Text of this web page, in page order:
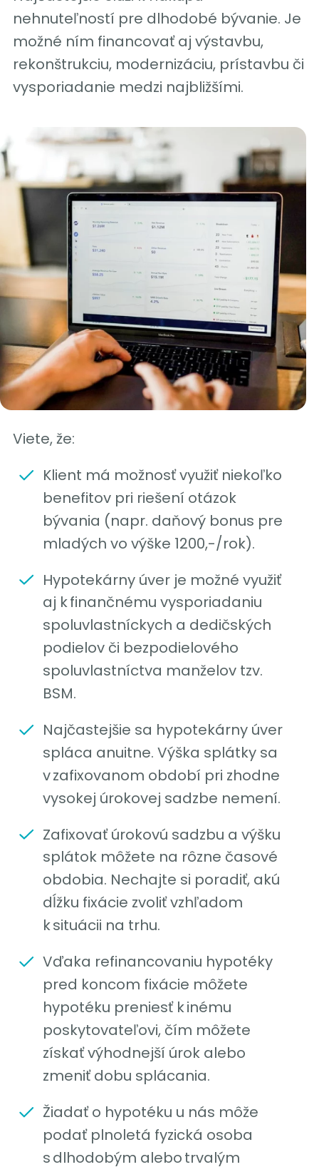
nehnuteľností pre dlhodobé bývanie. Je
možné ním financovať aj výstavbu,
rekonštrukciu, modernizáciu, prístavbu či
vysporiadanie medzi najbližšími.
Viete, že:
Klient má možnosť využiť niekoľko
benefitov pri riešení otázok
bývania (napr. daňový bonus pre
mladých vo výške 1200,-/rok).
Hypotekárny úver je možné využiť
aj k finančnému vysporiadaniu
spoluvlastníckych a dedičských
podielov či bezpodielového
spoluvlastníctva manželov tzv.
BSM.
Najčastejšie sa hypotekárny úver
spláca anuitne. Výška splátky sa
v zafixovanom období pri zhodne
vysokej úrokovej sadzbe nemení.
Zafixovať úrokovú sadzbu a výšku
splátok môžete na rôzne časové
obdobia. Nechajte si poradiť, akú
dĺžku fixácie zvoliť vzhľadom
k situácii na trhu.
Vďaka refinancovaniu hypotéky
pred koncom fixácie môžete
hypotéku preniesť k inému
poskytovateľovi, čím môžete
získať výhodnejší úrok alebo
zmeniť dobu splácania.
Žiadať o hypotéku u nás môže
podať plnoletá fyzická osoba
s dlhodobým alebo trvalým